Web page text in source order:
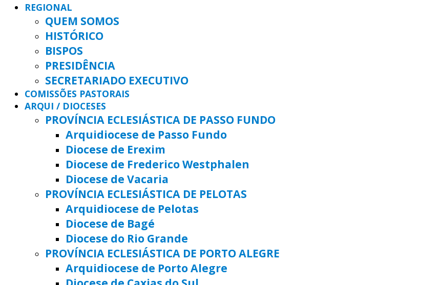
REGIONAL
QUEM SOMOS
HISTÓRICO
BISPOS
PRESIDÊNCIA
SECRETARIADO EXECUTIVO
COMISSÕES PASTORAIS
ARQUI / DIOCESES
PROVÍNCIA ECLESIÁSTICA DE PASSO FUNDO
Arquidiocese de Passo Fundo
Diocese de Erexim
Diocese de Frederico Westphalen
Diocese de Vacaria
PROVÍNCIA ECLESIÁSTICA DE PELOTAS
Arquidiocese de Pelotas
Diocese de Bagé
Diocese do Rio Grande
PROVÍNCIA ECLESIÁSTICA DE PORTO ALEGRE
Arquidiocese de Porto Alegre